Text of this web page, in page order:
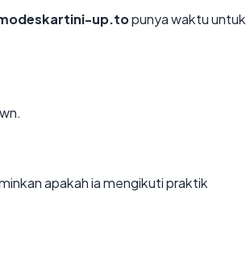
up.topunya waktu untuk
apakah ia mengikuti praktik